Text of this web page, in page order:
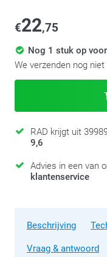
€22,75
Nog 1 stuk op
We verzenden nog
RAD krijgt uit
9,6
Advies in een van
klantenservice
Beschrijving
Vraag & antwoord